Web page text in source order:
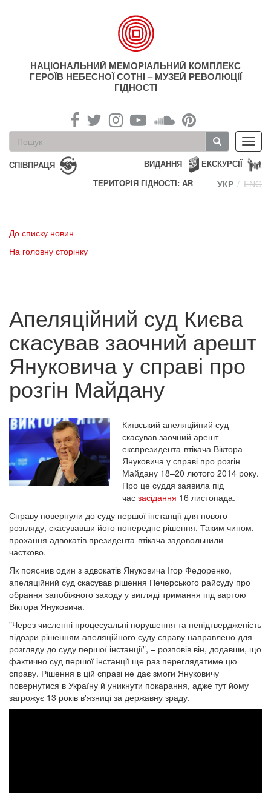
НАЦІОНАЛЬНИЙ МЕМОРІАЛЬНИЙ КОМПЛЕКС
ГЕРОЇВ НЕБЕСНОЇ СОТНІ – МУЗЕЙ РЕВОЛЮЦІЇ
ГІДНОСТІ
Пошукова
форма
Пошук
СПІВПРАЦЯ ЕКСКУРСІЇ
ВИДАННЯ
ТЕРИТОРІЯ ГІДНОСТІ: AR
УКР ENG
До списку новин
На головну сторінку
Апеляційний суд Києва
скасував заочний арешт
Януковича у справі про
розгін Майдану
Київський апеляційний суд
скасував заочний арешт
експрезидента-втікача Віктора
Януковича у справі про розгін
Майдану 18–20 лютого 2014 року.
Про це суддя заявила під
часзасідання 16 листопада.
Справу повернули до суду першої інстанції для нового
розгляду, скасувавши його попереднє рішення. Таким чином,
прохання адвокатів президента-втікача задовольнили
частково.
Як пояснив один з адвокатів Януковича Ігор Федоренко,
апеляційний суд скасував рішення Печерського райсуду про
обрання запобіжного заходу у вигляді тримання під вартою
Віктора Януковича.
"Через численні процесуальні порушення та непідтвердженість
підозри рішенням апеляційного суду справу направлено для
розгляду до суду першої інстанції", – розповів він, додавши, що
фактично суд першої інстанції ще раз переглядатиме цю
справу. Рішення в цій справі не дає змоги Януковичу
повернутися в Україну й уникнути покарання, адже тут йому
загрожує 13 років в'язниці за державну зраду.